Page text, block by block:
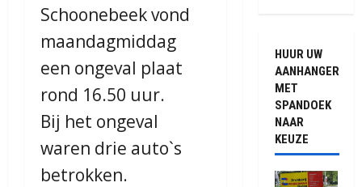
Schoonebeek vond
maandagmiddag
een ongeval plaat
rond 16.50 uur.
Bij het ongeval
waren drie auto`s
betrokken.
HUUR UW
AANHANGER
MET
SPANDOEK
NAAR
KEUZE